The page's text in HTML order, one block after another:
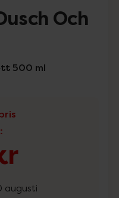
Och
500 ml
:
augusti